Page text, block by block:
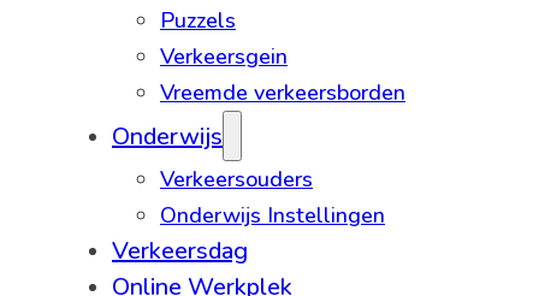
Puzzels
Verkeersgein
Vreemde verkeersborden
Onderwijs
Verkeersouders
Onderwijs Instellingen
Verkeersdag
Online Werkplek